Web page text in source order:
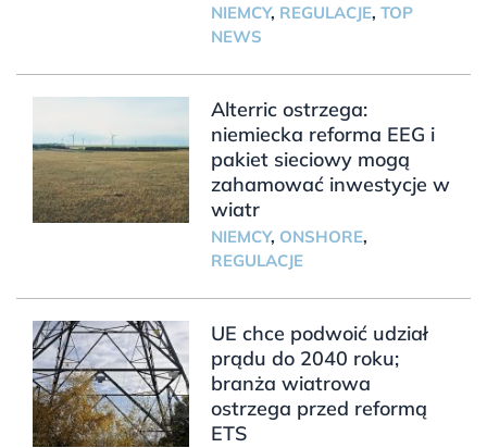
NIEMCY, REGULACJE, TOP
NEWS
Alterric ostrzega:
niemiecka reforma EEG i
pakiet sieciowy mogą
zahamować inwestycje w
wiatr
NIEMCY, ONSHORE,
REGULACJE
UE chce podwoić udział
prądu do 2040 roku;
branża wiatrowa
ostrzega przed reformą
ETS